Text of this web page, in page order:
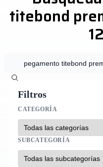
titebond
Filtros
CATEGORÍA
SUBCATEGORÍA